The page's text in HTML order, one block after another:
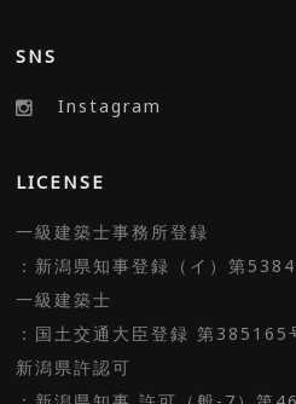
SNS
Instagram
LICENSE
一級建築士事務所登録
：新潟県知事登録（イ）第
一級建築士
：国土交通大臣登録 第385165
新潟県許認可